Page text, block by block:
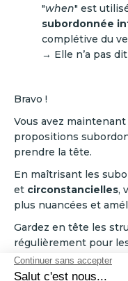
"when" est
subordonnée
complétive du
→ Elle n’a pas
Bravo !
Vous avez
propositions
prendre la tête.
En maîtrisant les
et circonstancielles,
plus nuancées et
Gardez en tête les
régulièrement pour